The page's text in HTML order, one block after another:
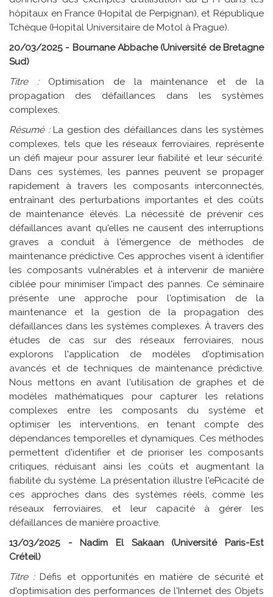
hôpitaux en France (Hopital de Perpignan), et République
Tchèque (Hopital Universitaire de Motol à Prague).
20/03/2025 - Bournane Abbache (Université de Bretagne
Sud)
Titre :Optimisation de la maintenance et de la
propagation des défaillances dans les systèmes
complexes.
Résumé :La gestion des défaillances dans les systèmes
complexes, tels que les réseaux ferroviaires, représente
un défi majeur pour assurer leur fiabilité et leur sécurité.
Dans ces systèmes, les pannes peuvent se propager
rapidement à travers les composants interconnectés,
entraînant des perturbations importantes et des coûts
de maintenance élevés. La nécessité de prévenir ces
défaillances avant qu'elles ne causent des interruptions
graves a conduit à l'émergence de méthodes de
maintenance prédictive. Ces approches visent à identifier
les composants vulnérables et à intervenir de manière
ciblée pour minimiser l'impact des pannes. Ce séminaire
présente une approche pour l'optimisation de la
maintenance et la gestion de la propagation des
défaillances dans les systèmes complexes. À travers des
études de cas sur des réseaux ferroviaires, nous
explorons l'application de modèles d'optimisation
avancés et de techniques de maintenance prédictive.
Nous mettons en avant l'utilisation de graphes et de
modèles mathématiques pour capturer les relations
complexes entre les composants du système et
optimiser les interventions, en tenant compte des
dépendances temporelles et dynamiques. Ces méthodes
permettent d'identifier et de prioriser les composants
critiques, réduisant ainsi les coûts et augmentant la
fiabilité du système. La présentation illustre l'ePicacité de
ces approches dans des systèmes réels, comme les
réseaux ferroviaires, et leur capacité à gérer les
défaillances de manière proactive.
13/03/2025 - Nadim El Sakaan (Université Paris-Est
Créteil)
Titre :Défis et opportunités en matière de sécurité et
d'optimisation des performances de l'Internet des Objets